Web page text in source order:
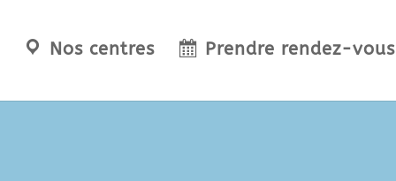
Nos centres Prendre rendez-vous